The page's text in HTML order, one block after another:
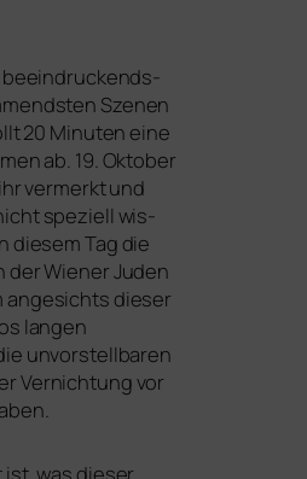
beein­dru­ckends­
Szenen
20 Minuten eine
ab. 19. Oktober
ver­merkt und
spe­zi­ell wis­
die­sem Tag die
der Wiener Juden
ange­sichts die­ser
lan­gen
unvor­stell­ba­ren
Vernichtung vor